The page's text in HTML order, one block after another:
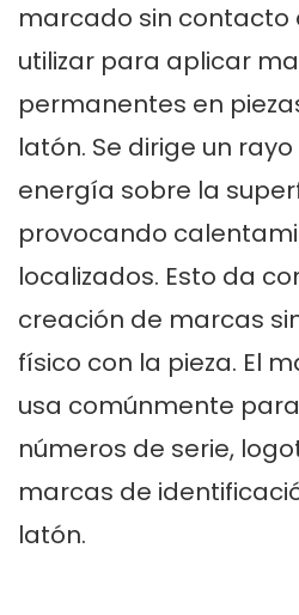
marcado sin contacto
utilizar para aplicar
permanentes en
latón. Se dirige un
energía sobre la
provocando
localizados. Esto da
creación de marcas
físico con la pieza. El
usa comúnmente
números de serie,
marcas de
latón.